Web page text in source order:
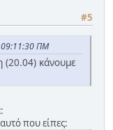
#5
09:11:30 ΠΜ
(20.04) κάνουμε
που είπες: